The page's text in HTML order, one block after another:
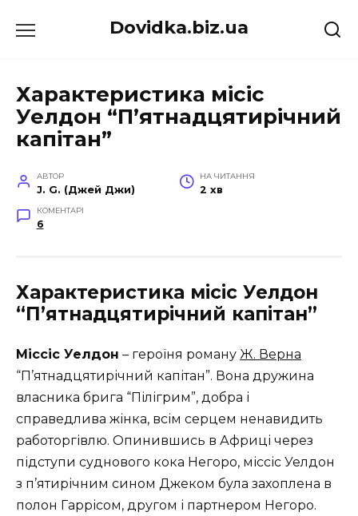
до
Dovidka.biz.ua
Характеристика місіс
Уелдон “П’ятнадцятирічний
капітан”
АВТОР
J. G. (Джей Джи)
НА ЧИТАННЯ
2 хв
КОМЕНТАРІ
6
Характеристика місіс Уелдон
“П’ятнадцятирічний капітан”
Міссіс Уелдон – героїня роману Ж. Верна
“П’ятнадцятирічний капітан”. Вона дружина
власника брига “Пілігрим”, добра і
справедлива жінка, всім серцем ненавидить
работоргівлю. Опинившись в Африці через
підступи суднового кока Негоро, міссіс Уелдон
з п’ятирічним сином Джеком була захоплена в
полон Гаррісом, другом і партнером Негоро.